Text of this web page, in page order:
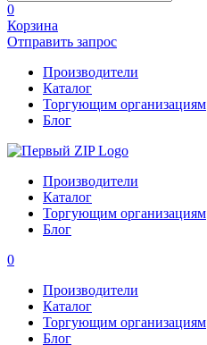
0
Корзина
Отправить запрос
Производители
Каталог
Торгующим организациям
Блог
Производители
Каталог
Торгующим организациям
Блог
0
Производители
Каталог
Торгующим организациям
Блог